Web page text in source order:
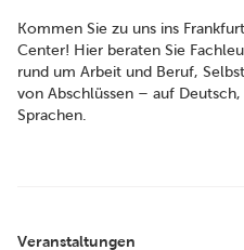
Kommen Sie zu uns ins
Center! Hier beraten Sie
rund um Arbeit und Beruf,
von Abschlüssen – auf
Sprachen.
Veranstaltungen